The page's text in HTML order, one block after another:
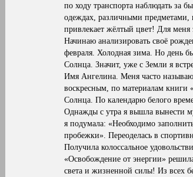
по ходу транспорта наблюдать за
одеждах, различными предметами,
привлекает жёлтый цвет! Для
Начинаю анализировать своё
февраля. Холодная зима. Но день
Солнца. Значит, уже с Земли я
Имя Ангелина. Меня часто
воскресным, по материалам книги
Солнца. По календарю белого
Однажды с утра я вышла вынести
я подумала: «Необходимо
пробежки». Переоделась в
Получила колоссальное
«Освобождение от энергии»
света и жизненной силы! Из всех